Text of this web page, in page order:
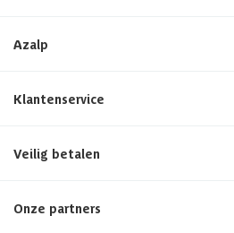
Azalp
Klantenservice
Veilig betalen
Onze partners